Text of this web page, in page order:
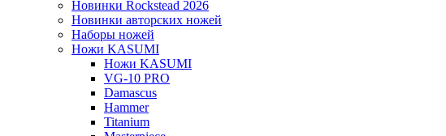
Новинки Rockstead 2026
Новинки авторских ножей
Наборы ножей
Ножи KASUMI
Ножи KASUMI
VG-10 PRO
Damascus
Hammer
Titanium